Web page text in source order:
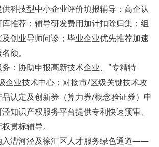
科技型中小企业评价填报辅导；高企认
推荐；辅导研发费用加计扣除归集；组
创业导师问诊；毕业企业优先推荐加速
额。
：协助申报高新技术企业、"专精特
企业技术中心；对接市/区级关键技术攻
认定及创新券（算力券/概念验证券）申
知识产权服务平台提供专利快速预审、
贯标辅导。
入漕河泾及徐汇区人才服务绿色通道——